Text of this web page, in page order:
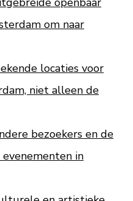
om naar
locaties voor
niet alleen de
bezoekers en de
in